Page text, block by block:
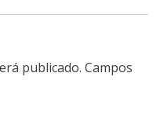
publicado. Campos